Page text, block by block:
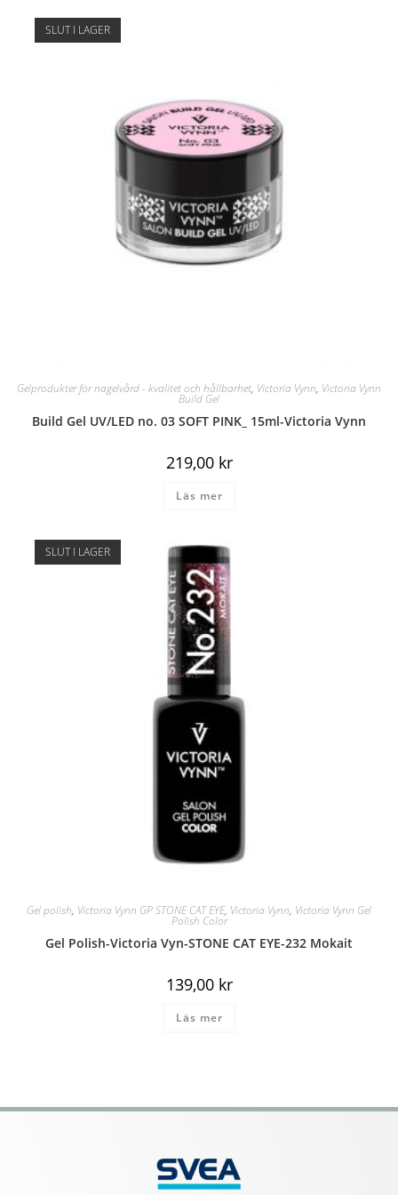
SLUT I LAGER
Gelprodukter för nagelvård - kvalitet och hållbarhet, Victoria Vynn, Victoria Vynn
Build Gel
Build Gel UV/LED no. 03 SOFT PINK_ 15ml-Victoria Vynn
219,00 kr
Läs mer
SLUT I LAGER
Gel polish, Victoria Vynn GP STONE CAT EYE, Victoria Vynn, Victoria Vynn Gel
Polish Color
Gel Polish-Victoria Vyn-STONE CAT EYE-232 Mokait
139,00 kr
Läs mer